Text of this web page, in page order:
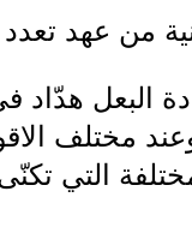
من عهد
البعل هدّاد
مختلف
التي